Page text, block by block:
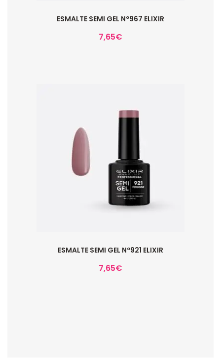
ESMALTE SEMI GEL Nº967 ELIXIR
7,65€
ESMALTE SEMI GEL Nº921 ELIXIR
7,65€